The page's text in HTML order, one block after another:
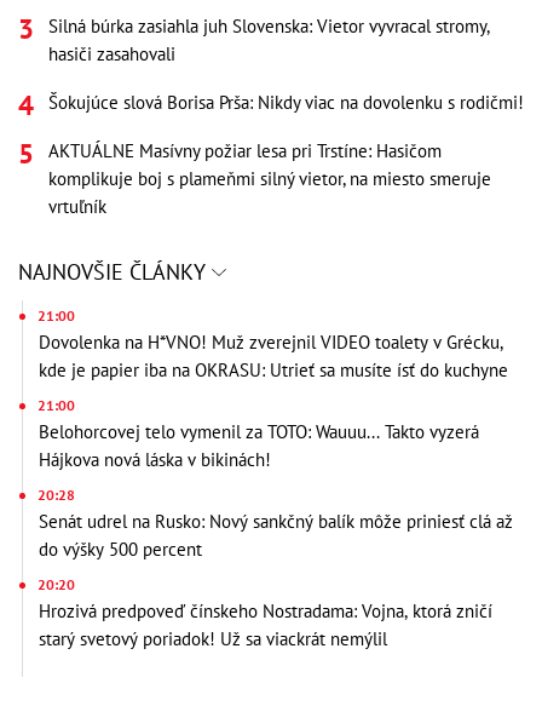
Silná búrka zasiahla juh Slovenska: Vietor vyvracal stromy,
hasiči zasahovali
Šokujúce slová Borisa Prša: Nikdy viac na dovolenku s rodičmi!
AKTUÁLNE Masívny požiar lesa pri Trstíne: Hasičom
komplikuje boj s plameňmi silný vietor, na miesto smeruje
vrtuľník
NAJNOVŠIE ČLÁNKY
21:00
Dovolenka na H*VNO! Muž zverejnil VIDEO toalety v Grécku,
kde je papier iba na OKRASU: Utrieť sa musíte ísť do kuchyne
21:00
Belohorcovej telo vymenil za TOTO: Wauuu... Takto vyzerá
Hájkova nová láska v bikinách!
20:28
Senát udrel na Rusko: Nový sankčný balík môže priniesť clá až
do výšky 500 percent
20:20
Hrozivá predpoveď čínskeho Nostradama: Vojna, ktorá zničí
starý svetový poriadok! Už sa viackrát nemýlil